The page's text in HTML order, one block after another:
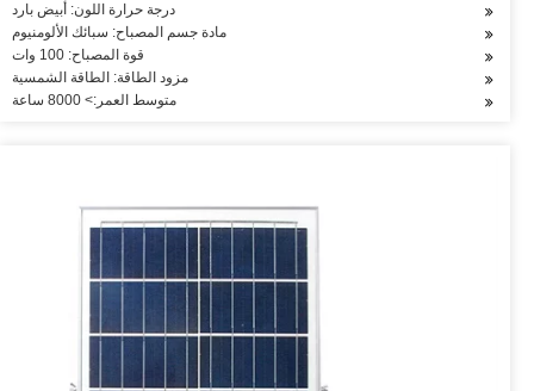
درجة حرارة اللون: أبيض بارد
مادة جسم المصباح: سبائك الألومنيوم
قوة المصباح: 100 وات
مزود الطاقة: الطاقة الشمسية
متوسط العمر:> 8000 ساعة